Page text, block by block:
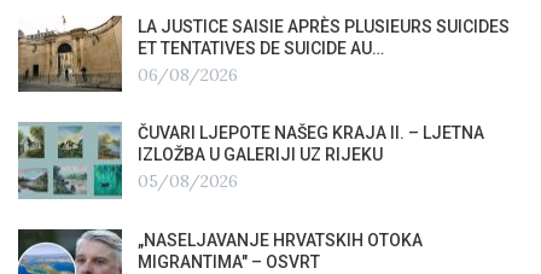
LA JUSTICE SAISIE APRÈS PLUSIEURS SUICIDES
ET TENTATIVES DE SUICIDE AU…
06/08/2026
ČUVARI LJEPOTE NAŠEG KRAJA II. – LJETNA
IZLOŽBA U GALERIJI UZ RIJEKU
05/08/2026
„NASELJAVANJE HRVATSKIH OTOKA
MIGRANTIMA″ – OSVRT